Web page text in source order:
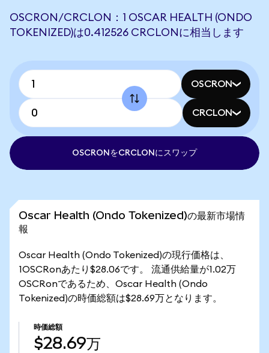
OSCRON/CRCLON：1 OSCAR HEALTH (ONDO
TOKENIZED)は0.412526 CRCLONに相当します
OSCRON
CRCLON
OSCRONをCRCLONにスワップ
Oscar Health (Ondo Tokenized)の最新市場情
報
Oscar Health (Ondo Tokenized)の現行価格は、
1OSCRonあたり$28.06です。 流通供給量が1.02万
OSCRonであるため、Oscar Health (Ondo
Tokenized)の時価総額は$28.69万となります。
時価総額
$28.69万